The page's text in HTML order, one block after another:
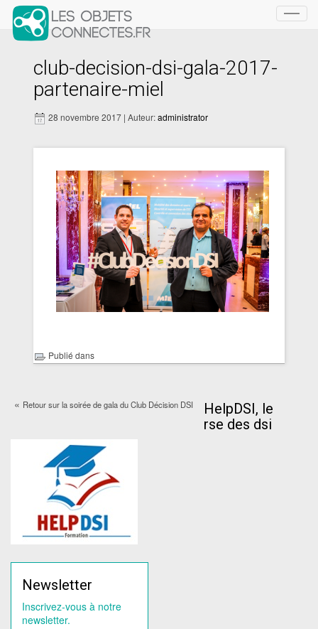
club-decision-dsi-gala-2017-
partenaire-miel
28 novembre 2017 | Auteur:administrator
Publié dans
« Retour sur la soirée de gala du Club Décision DSI
HelpDSI, le
rse des dsi
Newsletter
Inscrivez-vous à notre
newsletter.